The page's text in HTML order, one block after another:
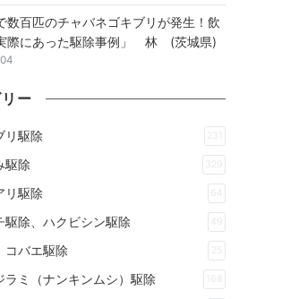
数百匹のチャバネゴキブリが発生！飲
際にあった駆除事例」 林 (茨城県)
ー
リ駆除 231
駆除 329
リ駆除 64
駆除、ハクビシン駆除 49
コバエ駆除 25
ラミ（ナンキンムシ）駆除 168